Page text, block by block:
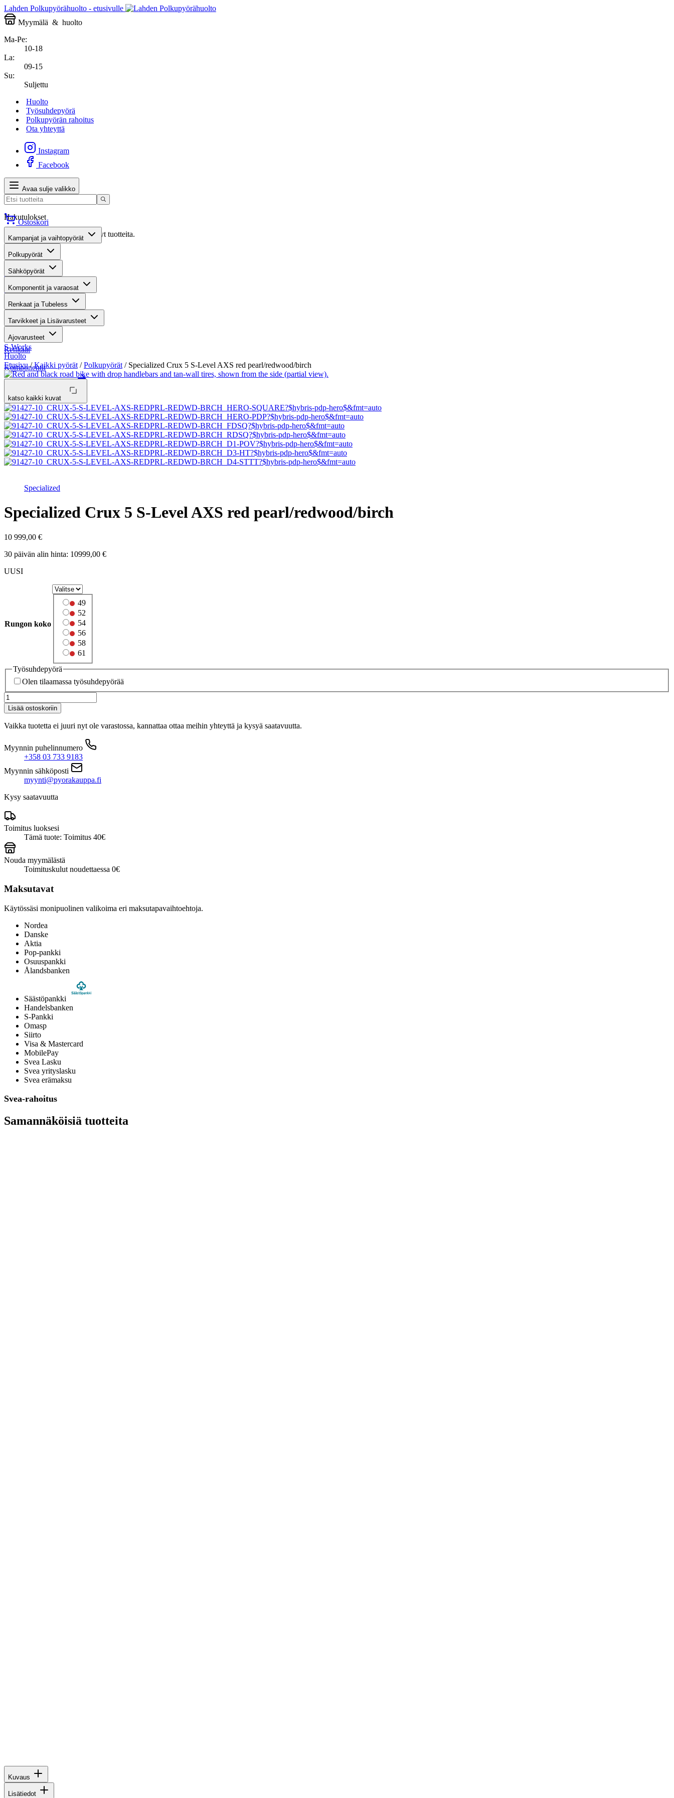
Lahden Polkupyörähuolto - etusivulle
Myymälä & huolto
Ma-Pe:
10-18
La:
09-15
Su:
Suljettu
Huolto
Työsuhdepyörä
Polkupyörän rahoitus
Ota yhteyttä
Instagram
Facebook
Avaa sulje valikko
Hakutulokset
Valitettavasti haullasi ei löytynyt tuotteita.
Suositut osastot
Gravel-pyörät
Maastosähköpyörät
Kaupunkisähköpyörät
Renkaat
Komponentit
Katso koko valikoima
Ostoskori
Kampanjat ja vaihtopyörät
Polkupyörät
Sähköpyörät
Komponentit ja varaosat
Renkaat ja Tubeless
Tarvikkeet ja Lisävarusteet
Ajovarusteet
S-Works
Huolto
Etusivu/Kaikki pyörät /Polkupyörät / Specialized Crux 5 S-Level AXS red pearl/redwood/birch
katso kaikki kuvat
Specialized
Specialized Crux 5 S-Level AXS red pearl/redwood/birch
10 999,00 €
30 päivän alin hinta: 10999,00 €
UUSI
Rungon koko
49
52
54
56
58
61
Työsuhdepyörä
Olen tilaamassa työsuhdepyörää
Specialized
Crux
5
S-
red
pearl/redwood/birch
määrä
Lisää ostoskoriin
Vaikka tuotetta ei juuri nyt ole varastossa, kannattaa ottaa meihin yhteyttä ja kysyä saatavuutta.
Myynnin puhelinnumero
+358 03 733 9183
Myynnin sähköposti
myynti@pyorakauppa.fi
Kysy saatavuutta
Toimitus luoksesi
Tämä tuote: Toimitus 40€
Nouda myymälästä
Toimituskulut noudettaessa 0€
Maksutavat
Käytössäsi monipuolinen valikoima eri maksutapavaihtoehtoja.
Nordea
Danske
Aktia
Pop-pankki
Osuuspankki
Ålandsbanken
Säästöpankki
Handelsbanken
S-Pankki
Omasp
Siirto
Visa & Mastercard
MobilePay
Svea Lasku
Svea yrityslasku
Svea erämaksu
Svea-rahoitus
Samannäköisiä tuotteita
Kuvaus
Lisätiedot